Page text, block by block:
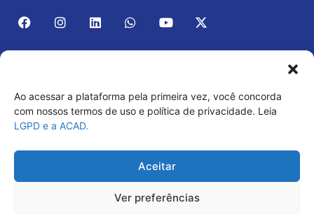
Ao acessar a plataforma pela primeira vez, você concorda
com nossos termos de uso e política de privacidade. Leia
LGPD e a ACAD.
Aceitar
Ver preferências
ACAD BRASIL – ASSOCIAÇÃO BRASILEIRA DE